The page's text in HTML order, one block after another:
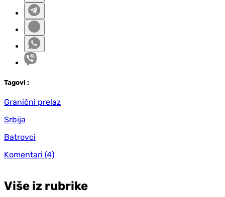
Tagovi :
Granični prelaz
Srbija
Batrovci
Komentari (4)
Više iz rubrike